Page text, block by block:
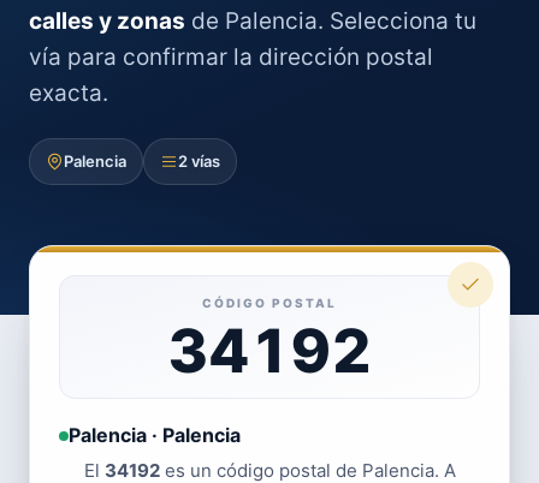
calles y zonas de Palencia. Selecciona tu
vía para confirmar la dirección postal
exacta.
Palencia 2 vías
CÓDIGO POSTAL
34192
Palencia · Palencia
El 34192es un código postal de Palencia. A